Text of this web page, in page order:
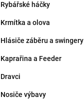
Rybářské háčky
Krmítka a olova
Hlásiče záběru a swingery
Kaprařina a Feeder
Dravci
Nosiče výbavy